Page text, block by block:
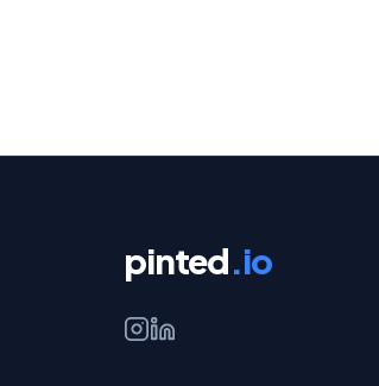
pinted.io